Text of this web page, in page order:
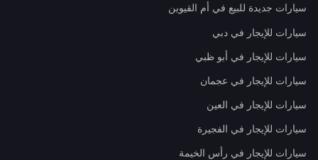
سيارات جديدة للبيع في أم القيوين
سيارات للإيجار في دبي
سيارات للإيجار في أبو ظبي
سيارات للإيجار في عجمان
سيارات للإيجار في العين
سيارات للإيجار في الفجيرة
سيارات للإيجار في رأس الخيمة